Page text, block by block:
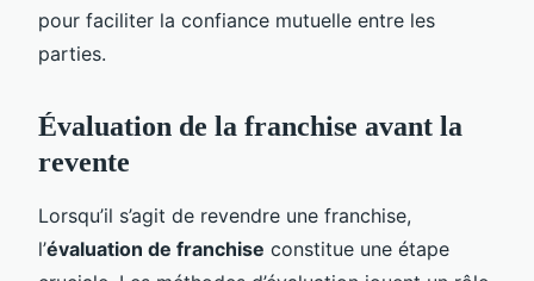
pour faciliter la confiance mutuelle entre les
parties.
Évaluation de la franchise avant la
revente
Lorsqu’il s’agit de revendre une franchise,
l’évaluation de franchise constitue une étape